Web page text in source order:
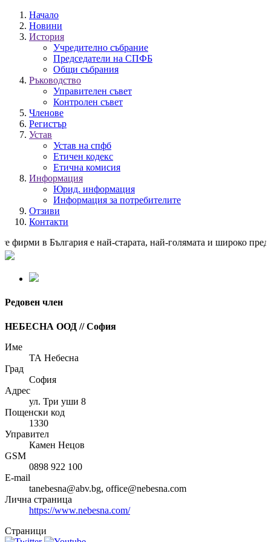
Начало
Новини
История
Учредително събрание
Председатели на СПФБ
Общи събрания
Ръководство
Управителен съвет
Контролен съвет
Членове
Регистър
Устав
Устав на спфб
Етичен кодекс
Етична комисия
Информация
Юрид. информация
Информация за потребителите
Отзиви
Контакти
фирми в България е най-старата, най-голямата и широко
Редовен член
НЕБЕСНА ООД // София
Име
ТА Небесна
Град
София
Адрес
ул. Три уши 8
Пощенски код
1330
Управител
Камен Нецов
GSM
0898 922 100
E-mail
tanebesna@abv.bg, office@nebesna.com
Лична страница
https://www.nebesna.com/
Страници